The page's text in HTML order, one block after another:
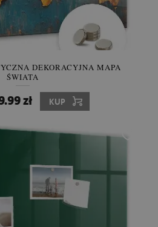
DEKORACYJNA MAPA
ŚWIATA
zł KUP